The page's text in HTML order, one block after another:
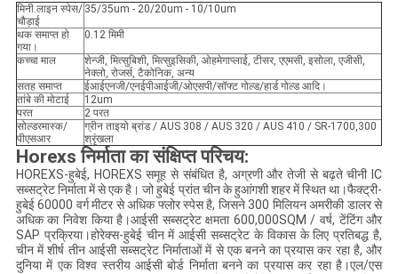
मिनी.लाइन स्पेस/
चौड़ाई
35/35um - 20/20um - 10/10um
थक समाप्त हो
गया।
0.12 मिमी
कच्चा माल
शेन्जी, मित्सुबिशी, मित्सुइसिकी, ओहमेगाप्लाई, टीसर, एएमसी, इसोला, एजीसी,
नेक्लो, रोजर्स, टैकोनिक, अन्य
सतह समाप्त
ईआईएनजी/एनईपीआईजी/ओएसपी/सॉफ्ट गोल्ड/हार्ड गोल्ड आदि।
तांबे की मोटाई
12um
परत
2 परत
सोल्डरमास्क/
पीएसआर
ग्रीन ताइयो ब्रांड / AUS 308 / AUS 320 / AUS 410 / SR-1700,300
श्रृंखला
Horexs निर्माता का संक्षिप्त परिचय:
HOREXS-हुबेई, HOREXS समूह से संबंधित है, अग्रणी और तेजी से बढ़ते चीनी IC
सब्सट्रेट निर्माता में से एक है। जो हुबेई प्रांत चीन के हुआंगशी शहर में स्थित था।फैक्ट्री-
हुबेई 60000 वर्ग मीटर से अधिक फ्लोर स्पेस है, जिसने 300 मिलियन अमरीकी डालर से
अधिक का निवेश किया है।आईसी सब्सट्रेट क्षमता 600,000SQM / वर्ष, टेंटिंग और
SAP प्रक्रिया।होरेक्स-हुबेई चीन में आईसी सब्सट्रेट के विकास के लिए प्रतिबद्ध है,
चीन में शीर्ष तीन आईसी सब्सट्रेट निर्माताओं में से एक बनने का प्रयास कर रहा है, और
दुनिया में एक विश्व स्तरीय आईसी बोर्ड निर्माता बनने का प्रयास कर रहा है।एल/एस